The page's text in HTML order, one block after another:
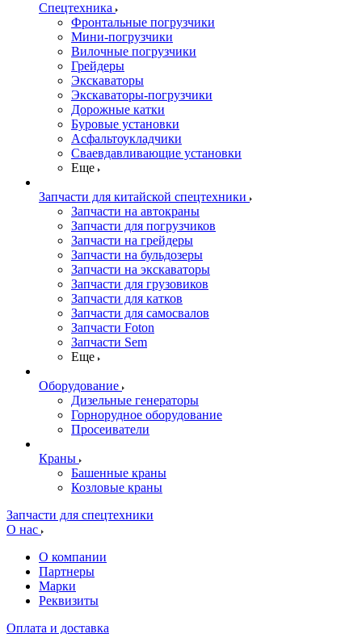
Спецтехника
Фронтальные погрузчики
Мини-погрузчики
Вилочные погрузчики
Грейдеры
Экскаваторы
Экскаваторы-погрузчики
Дорожные катки
Буровые установки
Асфальтоукладчики
Сваевдавливающие установки
Еще
Запчасти для китайской спецтехники
Запчасти на автокраны
Запчасти для погрузчиков
Запчасти на грейдеры
Запчасти на бульдозеры
Запчасти на экскаваторы
Запчасти для грузовиков
Запчасти для катков
Запчасти для самосвалов
Запчасти Foton
Запчасти Sem
Еще
Оборудование
Дизельные генераторы
Горнорудное оборудование
Просеиватели
Краны
Башенные краны
Козловые краны
Запчасти для спецтехники
О нас
О компании
Партнеры
Марки
Реквизиты
Оплата и доставка